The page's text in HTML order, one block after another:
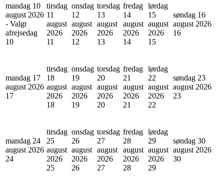
mandag 10
august 2026
- Valgt
afrejsedag
10
tirsdag
11
august
2026
11
onsdag
12
august
2026
12
torsdag
13
august
2026
13
fredag
14
august
2026
14
lørdag
15
august
2026
15
søndag 16
august 2026
16
mandag 17
august 2026
17
tirsdag
18
august
2026
18
onsdag
19
august
2026
19
torsdag
20
august
2026
20
fredag
21
august
2026
21
lørdag
22
august
2026
22
søndag 23
august 2026
23
mandag 24
august 2026
24
tirsdag
25
august
2026
25
onsdag
26
august
2026
26
torsdag
27
august
2026
27
fredag
28
august
2026
28
lørdag
29
august
2026
29
søndag 30
august 2026
30